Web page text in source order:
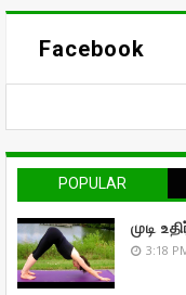
Facebook
POPULAR
முடி
3:18